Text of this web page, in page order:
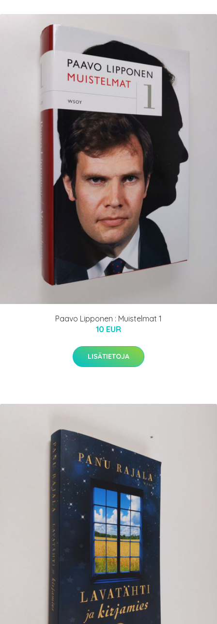
Paavo Lipponen : Muistelmat 1
10 EUR
LISÄTIETOJA